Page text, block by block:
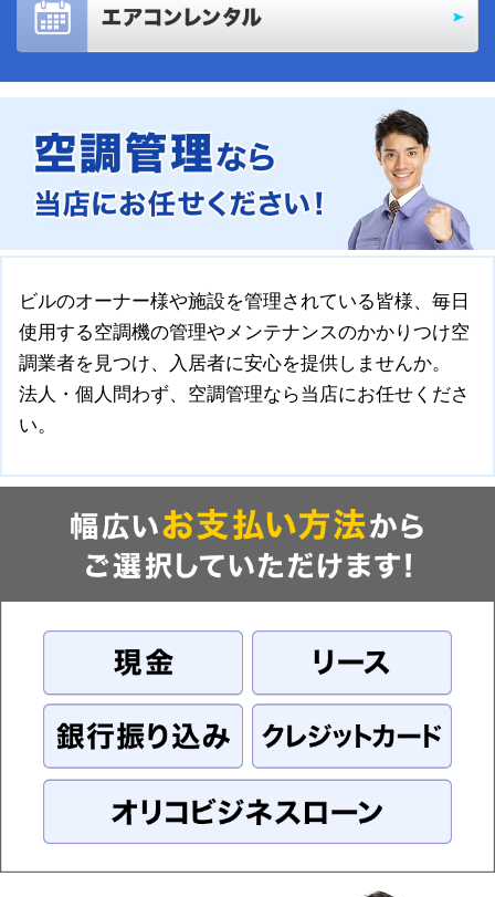
ビルのオーナー様や施設を管理されている皆様、毎日
使用する空調機の管理やメンテナンスのかかりつけ空
調業者を見つけ、入居者に安心を提供しませんか。
法人・個人問わず、空調管理なら当店にお任せくださ
い。